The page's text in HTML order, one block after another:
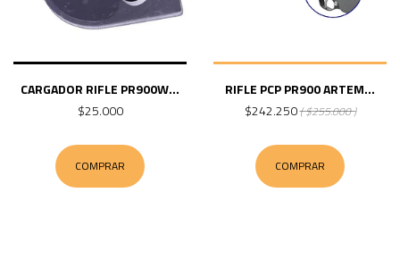
CARGADOR RIFLE PR900W...
$25.000
COMPRAR
RIFLE PCP PR900 ARTEM...
$242.250( $255.000 )
COMPRAR